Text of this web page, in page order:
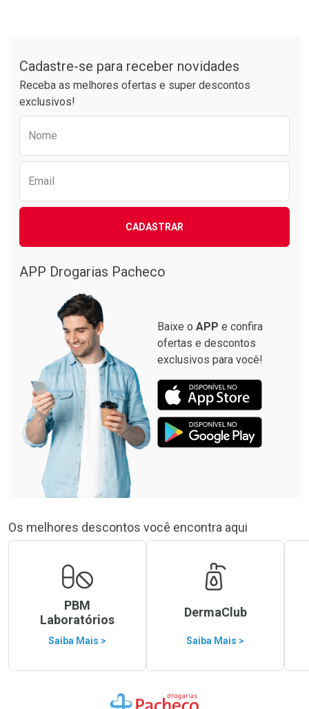
Cadastre-se para receber novidades
Receba as melhores ofertas e super descontos
exclusivos!
Nome
Email
CADASTRAR
APP Drogarias Pacheco
Baixe o APP e confira
ofertas e descontos
exclusivos para você!
Os melhores descontos você encontra aqui
PBM
Laboratórios
Saiba Mais >
DermaClub
Saiba Mais >
Ir para a Home